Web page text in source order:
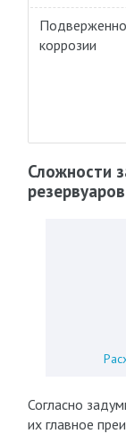
коррозии
Сложности
резервуаров
Согласно
их главное